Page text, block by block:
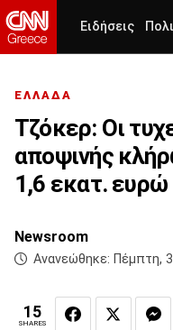
Ειδήσεις
ΕΛΛΑΔΑ
Τζόκερ: Οι
αποψινής
1,6 εκατ. ευρώ
Newsroom
Ανανεώθηκε: Πέμπτη,
15
SHARES